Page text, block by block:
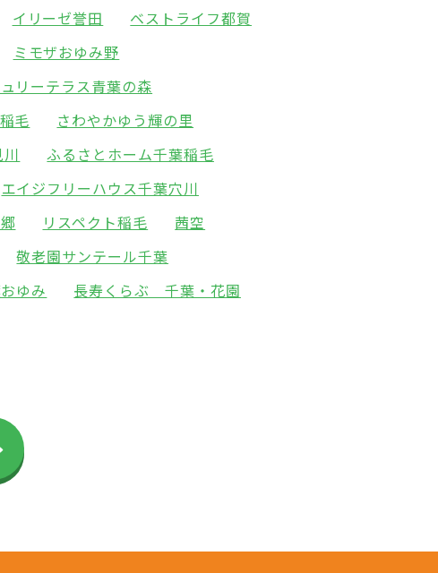
イリーゼ誉田
ベストライフ都賀
ミモザおゆみ野
リーテラス青葉の森
毛
さわやかゆう輝の里
ふるさとホーム千葉稲毛
エイジフリーハウス千葉穴川
リスペクト稲毛
茜空
敬老園サンテール千葉
ゆみ
長寿くらぶ 千葉・花園